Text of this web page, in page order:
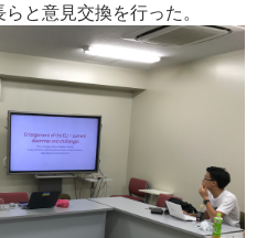
と意見交換を行った。